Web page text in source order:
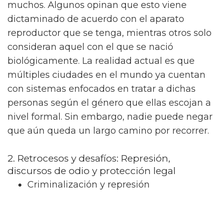
muchos. Algunos opinan que esto viene
dictaminado de acuerdo con el aparato
reproductor que se tenga, mientras otros solo
consideran aquel con el que se nació
biológicamente. La realidad actual es que
múltiples ciudades en el mundo ya cuentan
con sistemas enfocados en tratar a dichas
personas según el género que ellas escojan a
nivel formal. Sin embargo, nadie puede negar
que aún queda un largo camino por recorrer.
2. Retrocesos y desafíos: Represión,
discursos de odio y protección legal
Criminalización y represión